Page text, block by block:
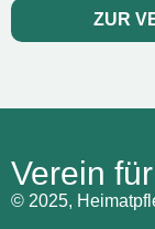
ZUR
Verein
© 2025,